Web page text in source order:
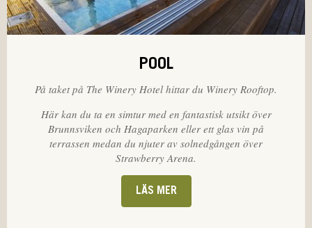
POOL
På taket på The Winery Hotel hittar du Winery Rooftop.
Här kan du ta en simtur med en fantastisk utsikt över
Brunnsviken och Hagaparken eller ett glas vin på
terrassen medan du njuter av solnedgången över
Strawberry Arena.
LÄS MER